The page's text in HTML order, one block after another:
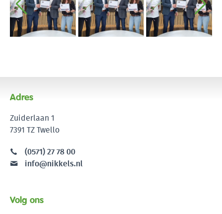
Adres
Zuiderlaan 1
7391 TZ Twello
(0571) 27 78 00
info@nikkels.nl
Volg ons